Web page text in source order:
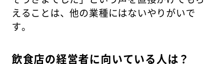
えることは、他の業種にはないやりがいで
す。
飲食店の経営者に向いている人は？